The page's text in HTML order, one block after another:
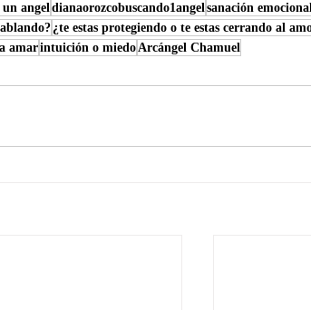
un angeldianaorozcobuscando1angelsanación
¿te estas protegiendo o te estas cerrando al
amarintuición o miedoArcángel Chamuel